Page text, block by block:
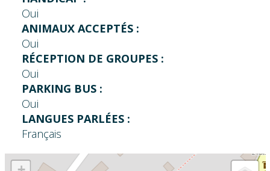
Oui
ANIMAUX ACCEPTÉS :
Oui
RÉCEPTION DE GROUPES :
Oui
PARKING BUS :
Oui
LANGUES PARLÉES :
Français